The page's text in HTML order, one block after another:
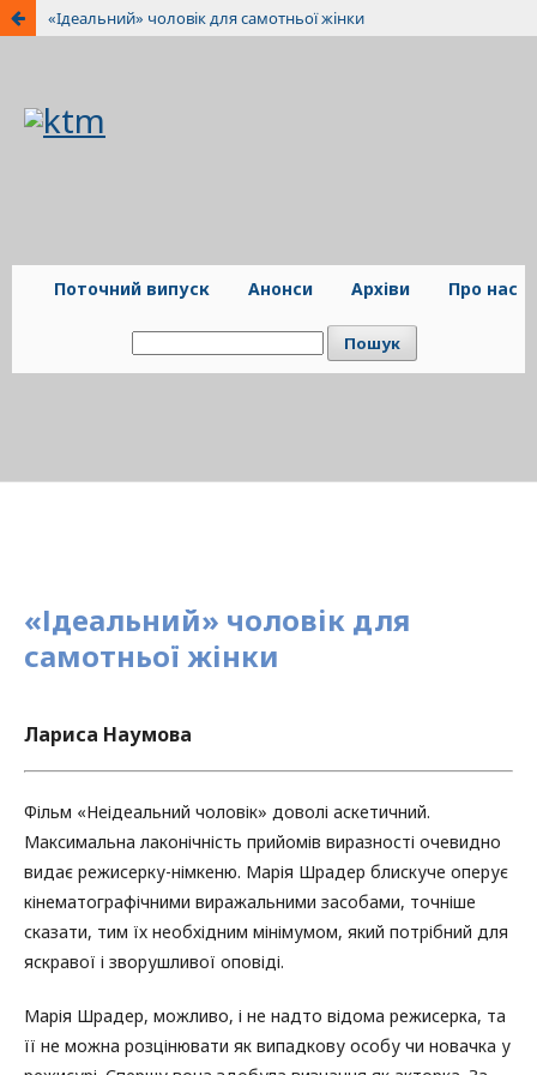
«Ідеальний» чоловік для самотньої жінки